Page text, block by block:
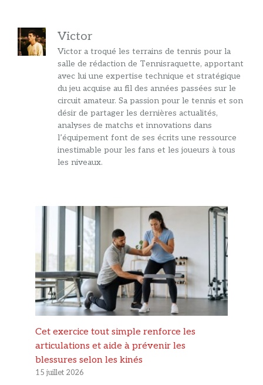
Victor
Victor a troqué les terrains de tennis pour la
salle de rédaction de Tennisraquette, apportant
avec lui une expertise technique et stratégique
du jeu acquise au fil des années passées sur le
circuit amateur. Sa passion pour le tennis et son
désir de partager les dernières actualités,
analyses de matchs et innovations dans
l’équipement font de ses écrits une ressource
inestimable pour les fans et les joueurs à tous
les niveaux.
Cet exercice tout simple renforce les
articulations et aide à prévenir les
blessures selon les kinés
15 juillet 2026